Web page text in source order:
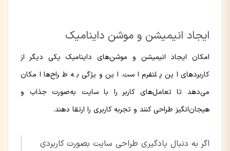
ایجاد انیمیشن و موشن داینامیک
امکان ایجاد انیمیشن و موشن‌های داینامیک یکی دیگر از
کاربردهای این پلتفرم است. این ویژگی به طراح‌ها امکان
می‌دهد تا تعامل‌های کاربر را با سایت به‌صورت جذاب و
هیجان‌انگیز طراحی کنند و تجربه کاربری را ارتقا دهند.
اگر به دنبال یادگیری طراحی سایت بصورت کاربردی